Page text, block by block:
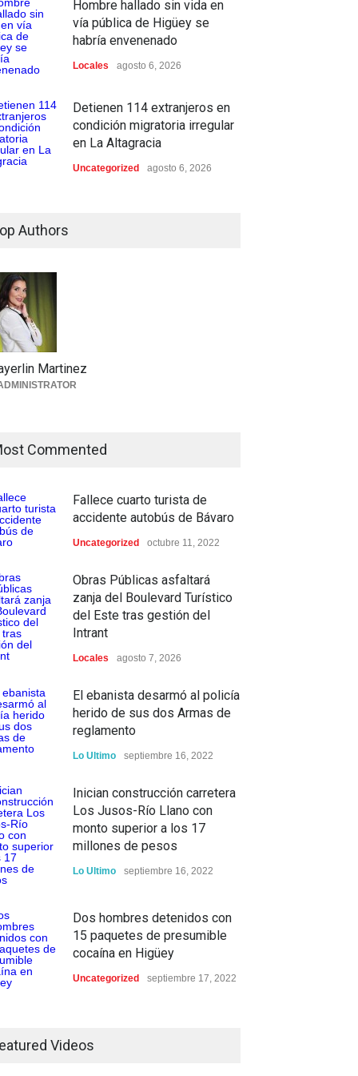
Hombre hallado sin vida en
vía pública de Higüey se
habría envenenado
Locales agosto 6, 2026
Detienen 114 extranjeros en
condición migratoria irregular
en La Altagracia
Uncategorized agosto 6, 2026
Authors
Martinez
Commented
Fallece cuarto turista de
accidente autobús de Bávaro
Uncategorized octubre 11, 2022
Obras Públicas asfaltará
zanja del Boulevard Turístico
del Este tras gestión del
Intrant
Locales agosto 7, 2026
El ebanista desarmó al policía
herido de sus dos Armas de
reglamento
Lo Ultimo septiembre 16, 2022
Inician construcción carretera
Los Jusos-Río Llano con
monto superior a los 17
millones de pesos
Lo Ultimo septiembre 16, 2022
Dos hombres detenidos con
15 paquetes de presumible
cocaína en Higüey
Uncategorized septiembre 17, 2022
Videos